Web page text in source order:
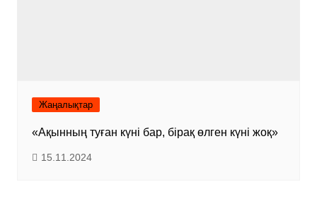
Жаңалықтар
«Ақынның туған күні бар, бірақ өлген күні жоқ»
15.11.2024